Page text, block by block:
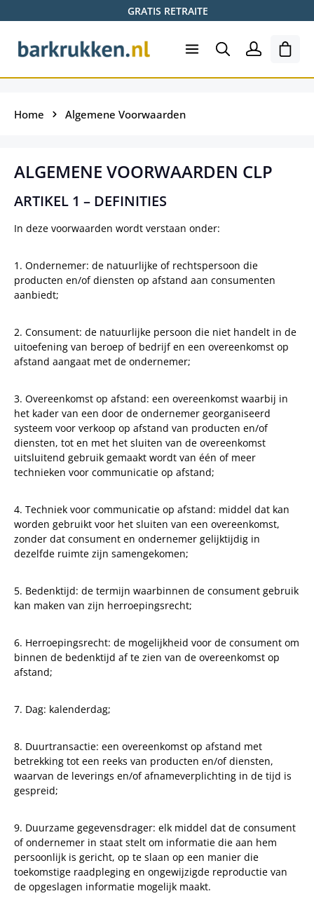
GRATIS RETRAITE
Home Algemene Voorwaarden
ALGEMENE VOORWAARDEN CLP
ARTIKEL 1 – DEFINITIES
In deze voorwaarden wordt verstaan onder:
1. Ondernemer: de natuurlijke of rechtspersoon die
producten en/of diensten op afstand aan consumenten
aanbiedt;
2. Consument: de natuurlijke persoon die niet handelt in de
uitoefening van beroep of bedrijf en een overeenkomst op
afstand aangaat met de ondernemer;
3. Overeenkomst op afstand: een overeenkomst waarbij in
het kader van een door de ondernemer georganiseerd
systeem voor verkoop op afstand van producten en/of
diensten, tot en met het sluiten van de overeenkomst
uitsluitend gebruik gemaakt wordt van één of meer
technieken voor communicatie op afstand;
4. Techniek voor communicatie op afstand: middel dat kan
worden gebruikt voor het sluiten van een overeenkomst,
zonder dat consument en ondernemer gelijktijdig in
dezelfde ruimte zijn samengekomen;
5. Bedenktijd: de termijn waarbinnen de consument gebruik
kan maken van zijn herroepingsrecht;
6. Herroepingsrecht: de mogelijkheid voor de consument om
binnen de bedenktijd af te zien van de overeenkomst op
afstand;
7. Dag: kalenderdag;
8. Duurtransactie: een overeenkomst op afstand met
betrekking tot een reeks van producten en/of diensten,
waarvan de leverings en/of afnameverplichting in de tijd is
gespreid;
9. Duurzame gegevensdrager: elk middel dat de consument
of ondernemer in staat stelt om informatie die aan hem
persoonlijk is gericht, op te slaan op een manier die
toekomstige raadpleging en ongewijzigde reproductie van
de opgeslagen informatie mogelijk maakt.